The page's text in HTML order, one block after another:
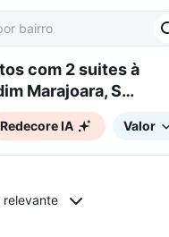
com 2 suites à
Marajoara, São
Redecore IA Valor
relevante